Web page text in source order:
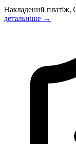
Накладений платіж,
детальніше →